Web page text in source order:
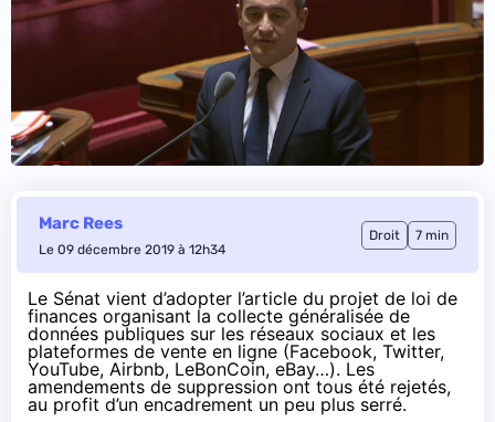
Marc Rees
Le 09 décembre 2019 à 12h34
Droit 7 min
Le Sénat vient d’adopter l’article du projet de loi de
finances organisant la collecte généralisée de
données publiques sur les réseaux sociaux et les
plateformes de vente en ligne (Facebook, Twitter,
YouTube, Airbnb, LeBonCoin, eBay…). Les
amendements de suppression ont tous été rejetés,
au profit d’un encadrement un peu plus serré.